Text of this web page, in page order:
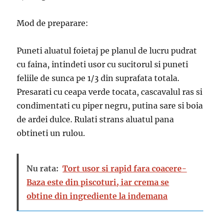
Mod de preparare:
Puneti aluatul foietaj pe planul de lucru pudrat
cu faina, intindeti usor cu sucitorul si puneti
feliile de sunca pe 1/3 din suprafata totala.
Presarati cu ceapa verde tocata, cascavalul ras si
condimentati cu piper negru, putina sare si boia
de ardei dulce. Rulati strans aluatul pana
obtineti un rulou.
Nu rata: Tort usor si rapid fara coacere-
Baza este din piscoturi, iar crema se
obtine din ingrediente la indemana